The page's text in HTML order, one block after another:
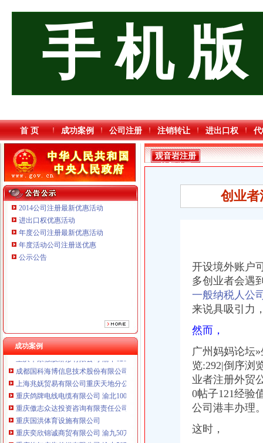
手 机 版
首 页 成功案例 公司注册 注销转让 进出口权
2014公司注册最新优惠活动
进出口权优惠活动
年度公司注册最新优惠活动
年度活动公司注册送优惠
公示公告
成功案例
重庆鸽牌电线电缆有限公司 渝北10010万 (进出口权)
重庆傲志众达投资咨询有限责任公司 渝九1000万 （增资）
重庆集氏科技有限公司 渝沙50万 （进出口权）
重庆盛旗投资咨询有限公司 渝中10万 （工商注册）
重庆华康假肢矫形有限公司 渝中120万 （增资）
成都国科海博信息技术股份有限公司重庆分公司 渝江 （工商注册）
上海兆妩贸易有限公司重庆天地分公司 渝中 （工商注册）
重庆鸽牌电线电缆有限公司 渝北10010万 (进出口权)
重庆傲志众达投资咨询有限责任公司 渝九1000万 （增资）
重庆国洪体育设施有限公司
重庆奕欣锦诚商贸有限公司 渝九50万 （工商注册）
重庆饰知广告传媒有限公司 渝中50万 （工商注册）
观音岩注册
外贸公司
创业者
开设境外账户
多创业者会遇
一般纳税人公
来说具吸引力
然而，
广州妈妈论坛
览:292|倒序浏
业者注册外贸
0帖子121经验
公司港丰办理
这时，